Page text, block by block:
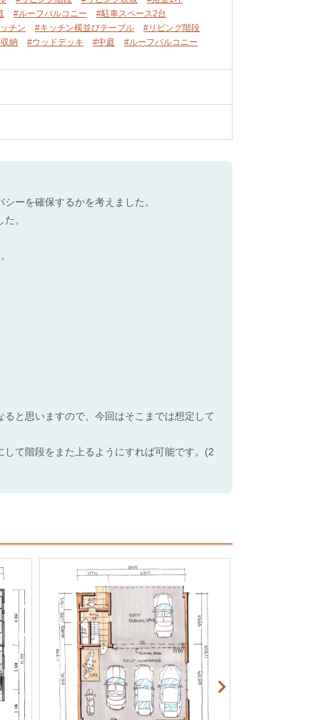
#ルーフバルコニー
#駐車スペース2台
チン #キッチン横並びテーブル
#リビング階段
納 #ウッドデッキ #中庭
#ルーフバルコニー
ーを確保するかを考えました。
。
と思いますので、今回はそこまでは想定して
て階段をまた上るようにすれば可能です。(2